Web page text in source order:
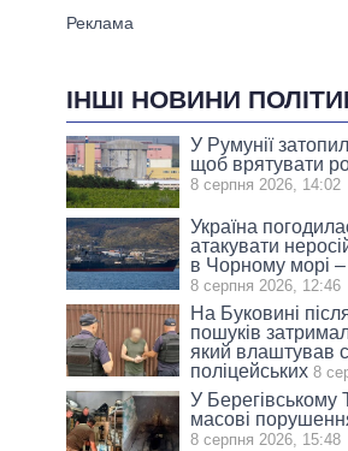
ІНШІ НОВИНИ
У Румунії
щоб врятувати
8 серпня 2026, 14:02
Україна
атакувати
в Чорному морі –
8 серпня 2026, 12:46
На Буковині
пошуків
який влаштував
поліцейських 8
У
масові
8 серпня 2026, 15:48